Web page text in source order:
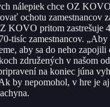
nálepiek chce OZ
ochotu zamestnancov
KOVO pritom zastrešuje
tisíc zamestnancov.
aby sa do neho zapojili
združených v našom
na koniec júna
by nepomohol, v hre je